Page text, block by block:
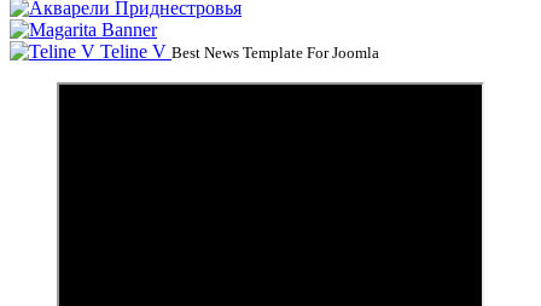
Teline V Best News Template For Joomla